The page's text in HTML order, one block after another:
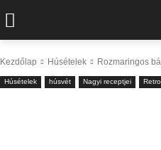
Kezdőlap Húsételek Rozmaringos
Húsételek húsvét Nagyi receptjei